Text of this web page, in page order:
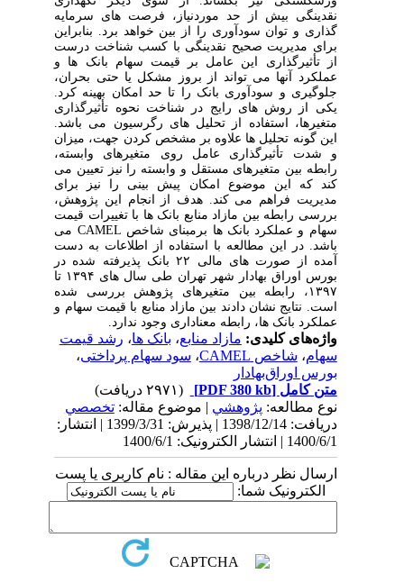
نقدینگی بیش ‌از حد موردنیاز، فرصت های سرمایه
گذاری و توان سودآوری را از بین خواهد برد. بنابراین
برای مدیریت صحیح نقدینگی با کسب شناخت درست
از تأثیرگذاری این عامل بر قیمت سهام بانک ها و
عملکرد آنها می تواند از بروز مشکل یا حتی بحران،
جلوگیری و سودآوری بانک را تا حد امکان بهینه کرد.
یکی از روش های رایج در شناخت نحوه تأثیرگذاری
متغیرها، استفاده از تحلیل های رگرسیون می باشد.
این گونه تحلیل ها علاوه بر مشخص کردن جهت، میزان
و شدت تأثیرگذاری عامل روی متغیرهای وابسته،
رابطه بین متغیرهای مستقل و وابسته را نیز تعیین می
کند که این موضوع امکان پیش بینی را نیز برای
مدیریت فراهم می کند. هدف از انجام این پژوهش،
بررسی رابطه بین مازاد منابع بانک ها با تغییرات قیمت
سهام و عملکرد بانک ها برمبنای شاخص CAMELمی
باشد. در این مطالعه با استفاده از اطلاعات به‌ دست
‌آمده از صورت های مالی ۲۲ بانک پذیرفته شده در
بورس اوراق بهادار شهر تهران طی سال های ۱۳۹۴ تا
۱۳۹۷، رابطه بین متغیرهای پژوهش بررسی شده
است. نتایج نشان دادند بین مازاد منابع با قیمت سهام و
عملکرد بانک ها، رابطه معناداری وجود ندارد.
واژه‌های کلیدی:مازاد منابع،بانک ها،رشد قیمت
سهام،شاخص CAMEL ،سود سهام پرداختی،
بورس اوراق‌بهادار
متن کامل[PDF 380 kb]
نوع مطالعه:پژوهشي| موضوع مقاله:تخصصي
دریافت: 1398/12/14 | پذیرش: 1399/3/31 | انتشار:
1400/6/1 | انتشار الکترونیک: 1400/6/1
ارسال نظر درباره این مقاله : نام کاربری یا پست
الکترونیک شما: